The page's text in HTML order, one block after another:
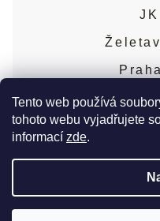
Tento web používá
tohoto webu vyjadřujete
informací zde.
Obchodní podmínky
Puncovní značky
Blog
Nejčastější dotazy
Copyright 2026